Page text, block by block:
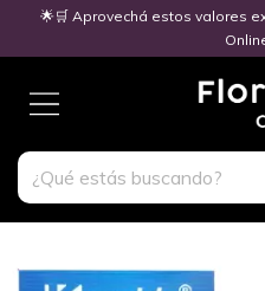
🌟🛒 Aprovechá estos valores